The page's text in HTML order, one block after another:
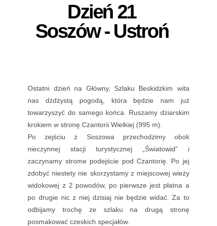
Dzień 21
Soszów - Ustroń
Ostatni dzień na Główny, Szlaku Beskidzkim wita
nas dżdżystą pogodą, która będzie nam już
towarzyszyć do samego końca. Ruszamy dziarskim
krokiem w stronę Czantorii Wielkiej (995 m).
Po zejściu z Soszowa przechodzimy obok
nieczynnej stacji turystycznej „Światowid” i
zaczynamy strome podejście pod Czantorię. Po jej
zdobyć niestety nie skorzystamy z miejscowej wieży
widokowej z 2 powodów, po pierwsze jest płatna a
po drugie nic z niej dzisiaj nie będzie widać. Za to
odbijamy trochę ze szlaku na drugą stronę
posmakować czeskich specjałów.